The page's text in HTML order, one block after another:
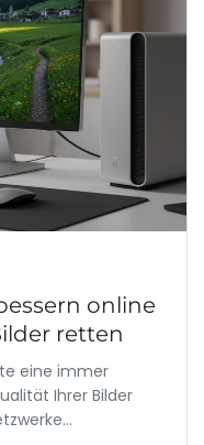
online
retten
eine immer
Ihrer Bilder